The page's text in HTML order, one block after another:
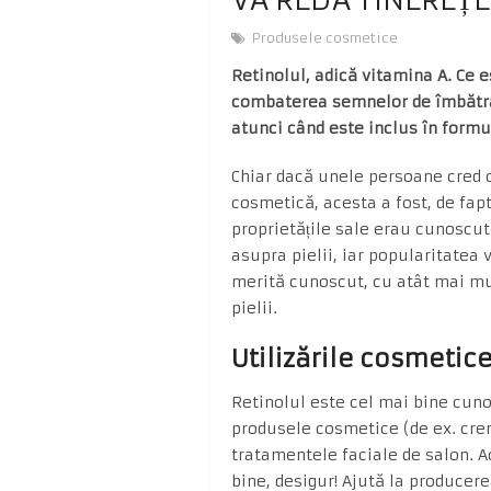
Produsele cosmetice
Retinolul, adică vitamina A. Ce
combaterea semnelor de
atunci când este inclus în
Chiar dacă unele persoane
cosmetică, acesta a fost, de
proprietățile sale erau
asupra pielii, iar popularitatea
merită cunoscut, cu atât mai
pielii.
Utilizările
Retinolul este cel mai bine
produsele cosmetice (de ex.
tratamentele faciale de salon.
bine, desigur! Ajută la